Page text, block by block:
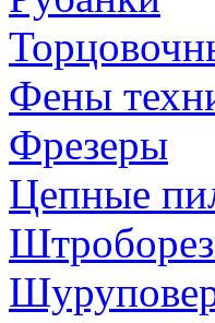
Фены
Фрезеры
Цепные